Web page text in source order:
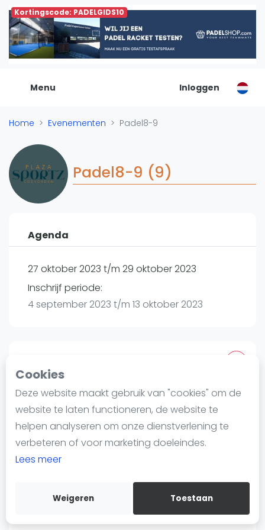
Cookies
Deze website maakt gebruik van "cookies" om de
website te laten functioneren, de website te
helpen analyseren om onze dienstverlening te
verbeteren of voor marketing doeleindes.
Lees meer
Weigeren Toestaan
Kortingscode: PADELGIDS10
Menu
De Padel Gids
Alle padel locaties
Padelwinkels
Organisatie
Banenbouwers
Overige categorien
Reserveringssystemen
Padelscholen
Toevoegen data
Padel
Nieuws
Blog artikelen
Vragen over padel
Informatie
Over ons
Contact
Adverteren
Insights
WhatsApp
Join WhatsApp Community
Inloggen
Home Evenementen Padel8-9
Padel8-9 (9)
Agenda
27 oktober 2023 t/m 29 oktober 2023
Inschrijf periode:
4 september 2023 t/m 13 oktober 2023
Plaza Sportz Coevorden | Coevorden
Klinkenvlier 1
7742 PGCoevorden
Routebeschrijving
toernooi.nl
Plaza Sportz Coevorden
info@plazasportz.nl